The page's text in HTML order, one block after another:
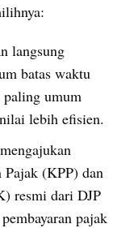
langsung
batas waktu
paling umum
lebih efisien.
Pajak (KPP) dan
resmi dari DJP
pajak